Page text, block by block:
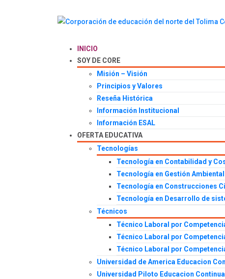
INICIO
SOY DE CORE
Misión – Visión
Principios y Valores
Reseña Histórica
Información Institucional
Información ESAL
OFERTA EDUCATIVA
Tecnologías
Tecnología en Contabilidad y
Tecnología en Gestión Ambiental
Tecnología en Construcciones
Tecnología en Desarrollo de
Técnicos
Técnico Laboral por
Técnico Laboral por
Técnico Laboral por
Universidad de America Educacion
Universidad Piloto Educacion Continua